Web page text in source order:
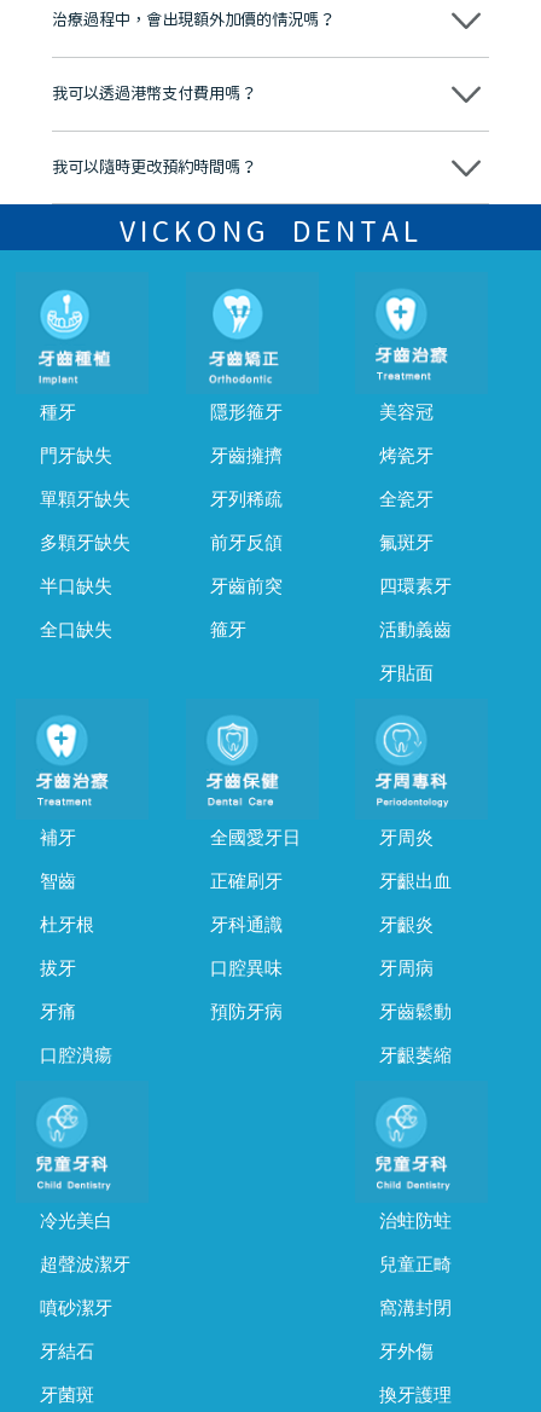
市市民極高的口碑評價及信任推薦 珠海、深圳設有八大分院，香港亦設
有咨詢及服務保障中心，有任何問題都可以隨時預約免費咨詢，讓人十
治療過程中，會出現額外加價的情況嗎？
不會，治療前我們會詳細說明治療方案及對應的價錢，顧客同意並簽字
我可以透過港幣支付費用嗎？
可以。維港口腔會按照當日匯率轉算收取費用，而匯率會及時告知客人
我可以隨時更改預約時間嗎？
可以，請盡早通過wechat或whatsapp聯絡我們，告知我們你原本預約
的時間及資料，並且重新預約的日期及時段
VICKONG DENTAL
種牙
門牙缺失
單顆牙缺失
多顆牙缺失
半口缺失
全口缺失
隱形箍牙
牙齒擁擠
牙列稀疏
前牙反頜
牙齒前突
箍牙
美容冠
烤瓷牙
全瓷牙
氟斑牙
四環素牙
活動義齒
牙貼面
補牙
智齒
杜牙根
拔牙
牙痛
口腔潰瘍
全國愛牙日
正確刷牙
牙科通識
口腔異味
預防牙病
牙周炎
牙齦出血
牙齦炎
牙周病
牙齒鬆動
牙齦萎縮
冷光美白
超聲波潔牙
噴砂潔牙
牙結石
牙菌斑
治蛀防蛀
兒童正畸
窩溝封閉
牙外傷
換牙護理